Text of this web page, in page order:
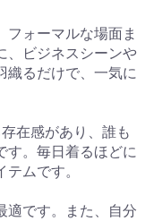
フォーマルな場面ま
、ビジネスシーンや
織るだけで、一気に
在感があり、誰も
す。毎日着るほどに
ムです。
適です。また、自分